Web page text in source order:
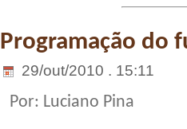
Programação do
29/out/2010 . 15:11
Por: Luciano Pina